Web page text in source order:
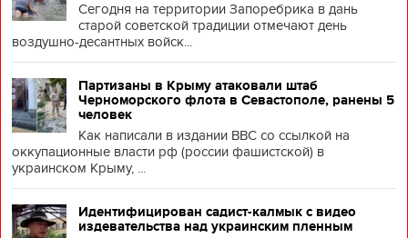
Сегодня на территории Запоребрика в дань
старой советской традиции отмечают день
воздушно-десантных войск...
Партизаны в Крыму атаковали штаб
Черноморского флота в Севастополе, ранены 5
человек
Как написали в издании BBC со ссылкой на
оккупационные власти рф (россии фашистской) в
украинском Крыму, ...
Идентифицирован садист-калмык с видео
издевательства над украинским пленным